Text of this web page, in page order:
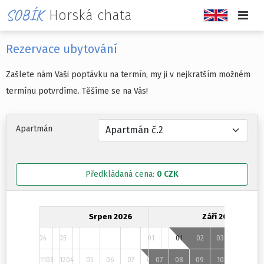
SOBÍK Horská chata
Rezervace ubytování
Zašlete nám Vaši poptávku na termín, my ji v nejkratším možném
termínu potvrdíme. Těšíme se na Vás!
Apartmán
Předkládaná cena: 0 CZK
04 05
11 12
Srpen 2026
01
03 04 05 06 07 08
Září 2026
01 02 03
07 08 09 10